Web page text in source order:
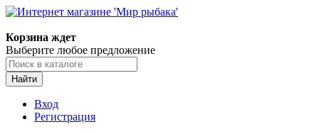
Корзина ждет
Выберите любое предложение
Найти
Вход
Регистрация